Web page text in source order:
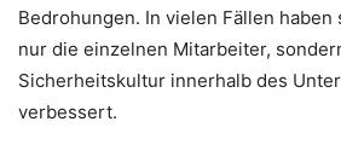
Bedrohungen. In vielen Fällen
nur die einzelnen Mitarbeiter,
Sicherheitskultur innerhalb des
verbessert.